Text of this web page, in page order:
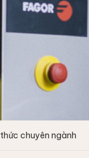
Máy giặt y tế 2 cửa
Máy giặt y tế 2 cửa
chuyên ngành